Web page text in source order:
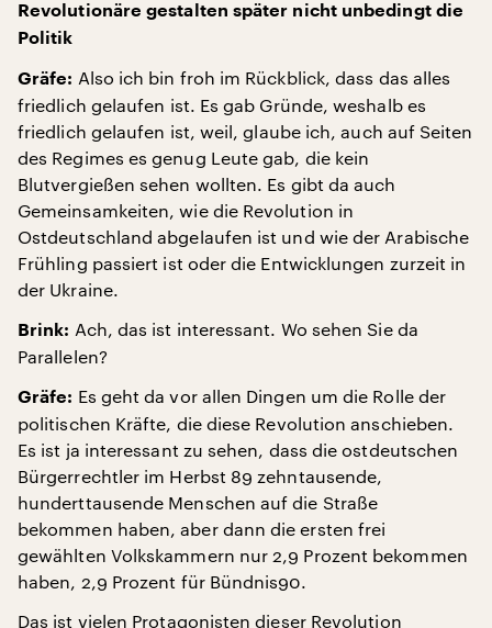
Revolutionäre gestalten später nicht unbedingt die
Politik
Gräfe: Also ich bin froh im Rückblick, dass das alles
friedlich gelaufen ist. Es gab Gründe, weshalb es
friedlich gelaufen ist, weil, glaube ich, auch auf Seiten
des Regimes es genug Leute gab, die kein
Blutvergießen sehen wollten. Es gibt da auch
Gemeinsamkeiten, wie die Revolution in
Ostdeutschland abgelaufen ist und wie der Arabische
Frühling passiert ist oder die Entwicklungen zurzeit in
der Ukraine.
Brink: Ach, das ist interessant. Wo sehen Sie da
Parallelen?
Gräfe: Es geht da vor allen Dingen um die Rolle der
politischen Kräfte, die diese Revolution anschieben.
Es ist ja interessant zu sehen, dass die ostdeutschen
Bürgerrechtler im Herbst 89 zehntausende,
hunderttausende Menschen auf die Straße
bekommen haben, aber dann die ersten frei
gewählten Volkskammern nur 2,9 Prozent bekommen
haben, 2,9 Prozent für Bündnis90.
Das ist vielen Protagonisten dieser Revolution